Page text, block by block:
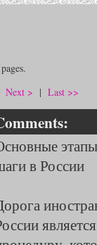
Next > | Last >>
в России